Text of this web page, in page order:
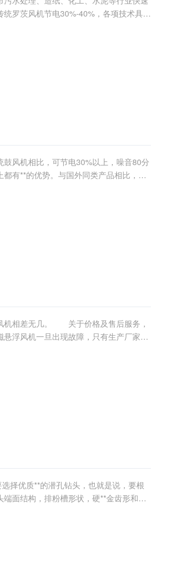
罗茨风机节电30%-40%，各项技术具备
风机相比，可节电30%以上，噪音80分
有**的优势。与国外同类产品相比，不
机相差无几。 关于价格及售后服务，
浮风机一旦出现故障，只有生产厂家可
......
择优质**的潜孔钻头，也就是说，要根
面结构，排粉槽形状，硬**金齿形和尺
，炮孔平直度，钻头寿命和工作效率。